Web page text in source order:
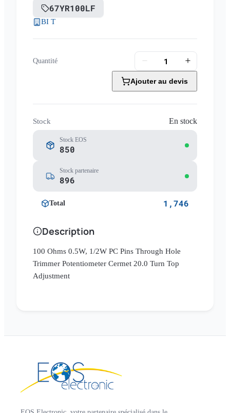
67YR100LF
BI T
Quantité
Ajouter au devis
Stock En stock
Stock EOS
850
Stock partenaire
896
Total 1,746
Description
100 Ohms 0.5W, 1/2W PC Pins Through Hole
Trimmer Potentiometer Cermet 20.0 Turn Top
Adjustment